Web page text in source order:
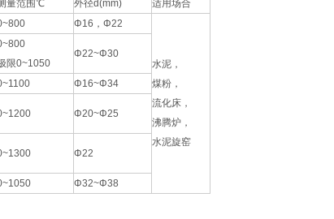
量范围℃ 外径d(mm)
适用场合
Φ16，Φ22
水泥，
煤粉，
流化床，
沸腾炉，
水泥旋窑
限0~1050
Φ22~Φ30
Φ16~Φ34
Φ20~Φ25
Φ22
Φ32~Φ38